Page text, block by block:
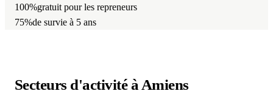
100%gratuit pour les repreneurs
75%de survie à 5 ans
Secteurs d'activitéà Amiens